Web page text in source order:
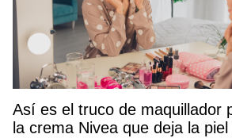
Así es el truco de maquillador
la crema Nivea que deja la